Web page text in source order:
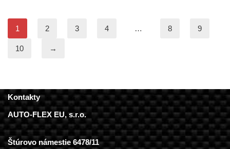
1 2 3 4 … 8 9
10 →
Kontakty
AUTO-FLEX EU, s.r.o.
Štúrovo námestie 6478/11